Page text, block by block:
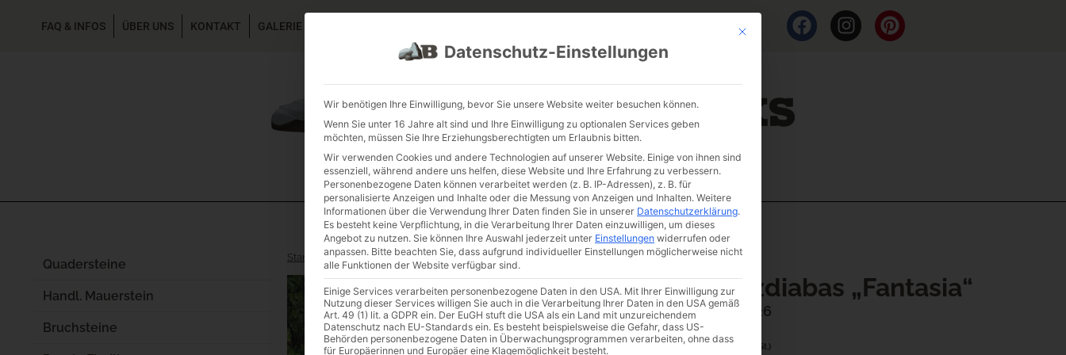
FAQ & INFOS ÜBER UNS KONTAKT GALERIE GARTENPROJEKTE
Quadersteine
Handl. Mauerstein
Bruchsteine
Start Einzelsteine/Solitaire/ Rosenquarzdiabas „Fantasia“
Rosenquarzdiabas „Fantasia“
Artikelnummer: A3-26
€533,12 (inkl. MwSt.)
Mit diesem Button wird der Dialog geschlossen. Seine Funktionalität ist
Datenschutz-Einstellungen
Wir benötigen Ihre Einwilligung, bevor Sie unsere Website weiter besuchen können.
Wenn Sie unter 16 Jahre alt sind und Ihre Einwilligung zu optionalen Services geben
möchten, müssen Sie Ihre Erziehungsberechtigten um Erlaubnis bitten.
Wir verwenden Cookies und andere Technologien auf unserer Website. Einige von ihnen sind
essenziell, während andere uns helfen, diese Website und Ihre Erfahrung zu verbessern.
Personenbezogene Daten können verarbeitet werden (z. B. IP-Adressen), z. B. für
personalisierte Anzeigen und Inhalte oder die Messung von Anzeigen und Inhalten. Weitere
Informationen über die Verwendung Ihrer Daten finden Sie in unserer Datenschutzerklärung.
Es besteht keine Verpflichtung, in die Verarbeitung Ihrer Daten einzuwilligen, um dieses
Angebot zu nutzen. Sie können Ihre Auswahl jederzeit unter Einstellungen widerrufen oder
anpassen. Bitte beachten Sie, dass aufgrund individueller Einstellungen möglicherweise nicht
alle Funktionen der Website verfügbar sind.
Einige Services verarbeiten personenbezogene Daten in den USA. Mit Ihrer Einwilligung zur
Nutzung dieser Services willigen Sie auch in die Verarbeitung Ihrer Daten in den USA gemäß
Art. 49 (1) lit. a GDPR ein. Der EuGH stuft die USA als ein Land mit unzureichendem
Datenschutz nach EU-Standards ein. Es besteht beispielsweise die Gefahr, dass US-
Behörden personenbezogene Daten in Überwachungsprogrammen verarbeiten, ohne dass
für Europäerinnen und Europäer eine Klagemöglichkeit besteht.